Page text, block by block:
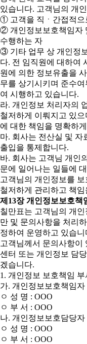
있습니다. 고객님의 개
① 고객을 직ㆍ간접적으
② 개인정보보호책임자
수행하는 자
③ 기타 업무 상 개인정
다. 전 임직원에 대하여
원에 의한 정보유출을
무를 상기시키며 준수
여 시행하고 있습니다.
라. 개인정보 처리자의
철저하게 이뤄지고 있
에 대한 책임을 명확하
마. 회사는 전산실 및 자
출입을 통제합니다.
바. 회사는 고객님 개인
문에 일어나는 일들에
고객님의 개인정보를
철저하게 관리하고 책
제13장 개인정보보호책
칠만표는 고객님의 개
만 및 문의사항을 처리
정하여 운영하고 있습니
고객님께서 문의사항이
센터 또는 개인정보 담
겠습니다.
1. 개인정보 보호책임 부
가. 개인정보보호책임자
ㅇ 성 명 : OOO
ㅇ 부 서 : OOO
나. 개인정보보호담당자
ㅇ 성 명 : OOO
ㅇ 부 서 : OOO